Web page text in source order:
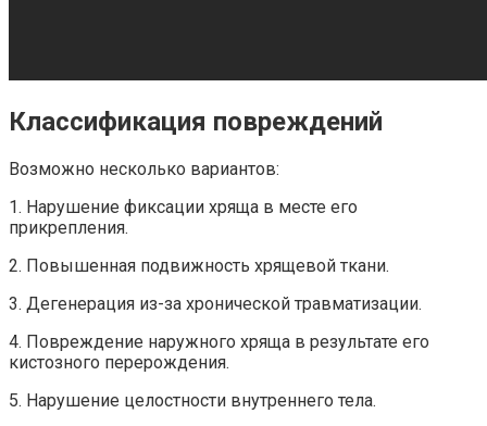
Классификация повреждений
Возможно несколько вариантов:
1. Нарушение фиксации хряща в месте его
прикрепления.
2. Повышенная подвижность хрящевой ткани.
3. Дегенерация из-за хронической травматизации.
4. Повреждение наружного хряща в результате его
кистозного перерождения.
5. Нарушение целостности внутреннего тела.